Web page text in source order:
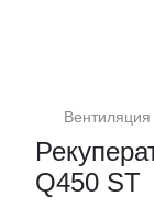
Вентиляция
Q450 ST